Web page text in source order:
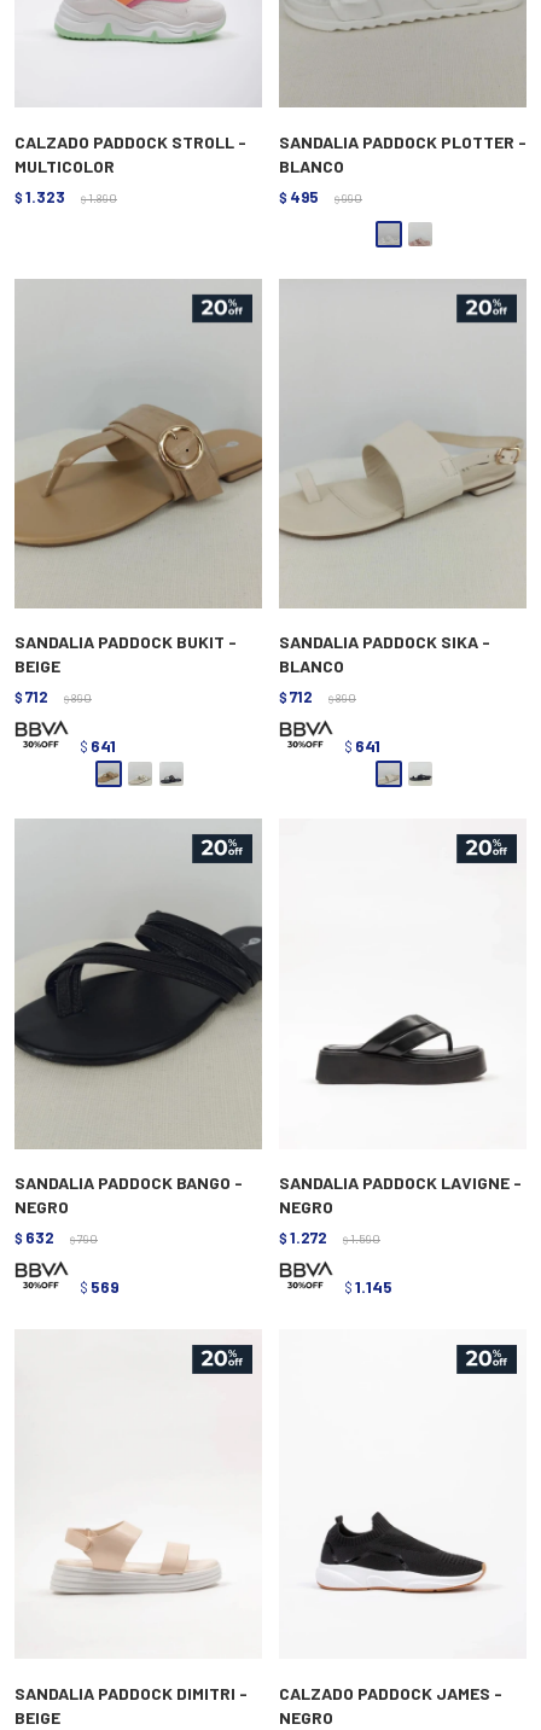
CALZADO PADDOCK STROLL -
MULTICOLOR
$ 1.323 $ 1.890
SANDALIA PADDOCK PLOTTER -
BLANCO
$ 495 $ 990
SANDALIA PADDOCK BUKIT -
BEIGE
$ 712 $ 890
$ 641
SANDALIA PADDOCK SIKA -
BLANCO
$ 712 $ 890
$ 641
SANDALIA PADDOCK BANGO -
NEGRO
$ 632 $ 790
$ 569
SANDALIA PADDOCK LAVIGNE -
NEGRO
$ 1.272 $ 1.590
$ 1.145
SANDALIA PADDOCK DIMITRI -
BEIGE
CALZADO PADDOCK JAMES -
NEGRO